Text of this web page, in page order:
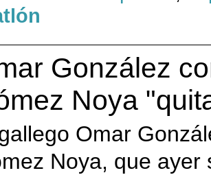
González
Noya
Omar
Noya, que